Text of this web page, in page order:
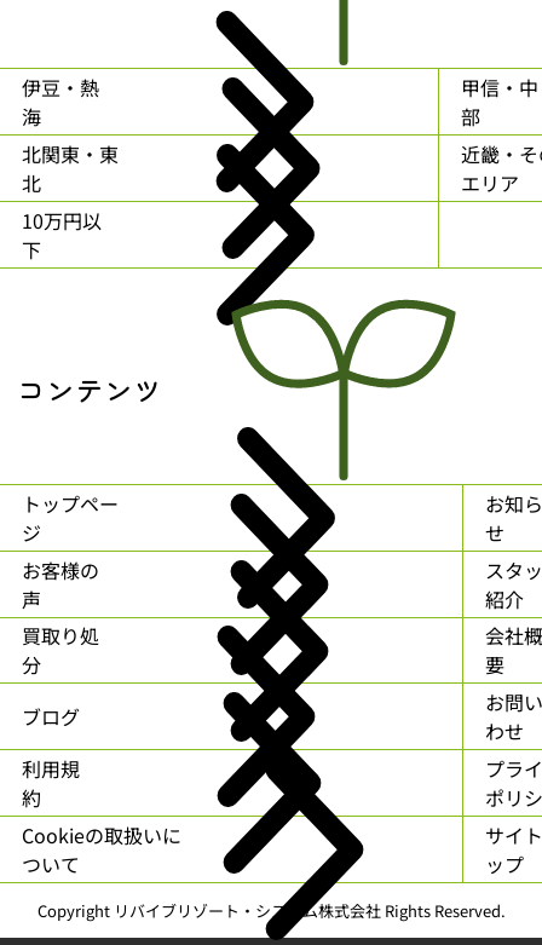
伊豆・熱
海
甲信・中
部
北関東・東
北
近畿・
エリア
10万円以
下
コンテンツ
トップペー
ジ
お知ら
せ
お客様の
声
スタ
紹介
買取り処
分
会社概
要
ブログ
お問
わせ
利用規
約
プラ
ポリ
Cookieの取扱いに
ついて
サイ
ップ
Copyright リバイブリゾート・システム株式会社 Rights Reserved.